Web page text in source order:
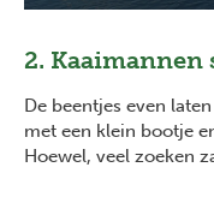
2.
De beentjes even
met een klein bootje
Hoewel, veel zoeken